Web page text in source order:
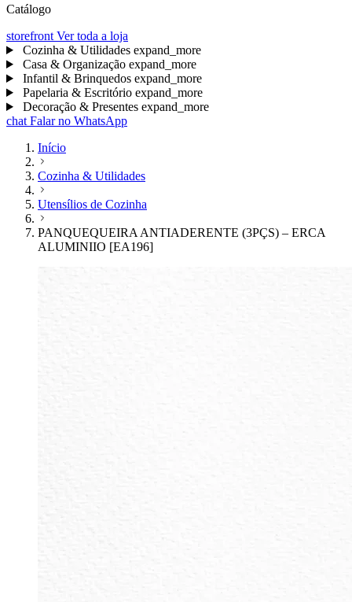
Catálogo
storefront Ver toda a loja
Cozinha & Utilidades expand_more
Casa & Organização expand_more
Infantil & Brinquedos expand_more
Papelaria & Escritório expand_more
Decoração & Presentes expand_more
chat Falar no WhatsApp
Início
Cozinha & Utilidades
Utensílios de Cozinha
PANQUEQUEIRA ANTIADERENTE (3PÇS) – ERCA
ALUMINIIO [EA196]